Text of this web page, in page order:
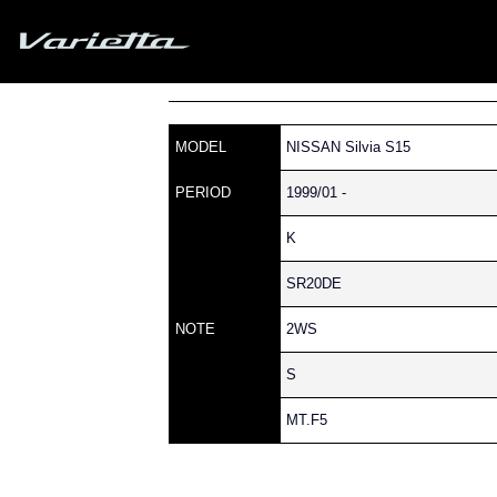
Home
MODEL NISSAN Silvia S15
PERIOD 1999/01 -
NOTE
K
SR20DE
2WS
S
MT.F5